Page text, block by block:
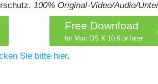
100% Original-Video/Audio/
Free Download
for Mac OS X 10.6 or later
Sie bitte hier.